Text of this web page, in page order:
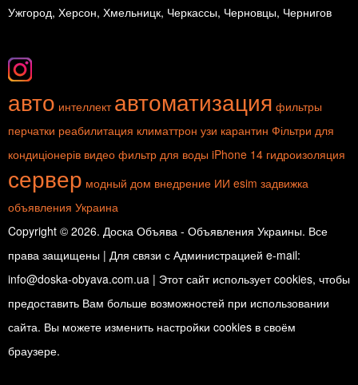
Ужгород, Херсон, Хмельницк, Черкассы, Черновцы, Чернигов
авто интеллект автоматизация фильтры
перчатки реабилитация климаттрон узи карантин Фільтри для
кондиціонерів видео фильтр для воды iPhone 14 гидроизоляция
сервер модный дом внедрение ИИ esim задвижка
объявления Украина
Copyright © 2026. Доска Объява - Объявления Украины. Все
права защищены | Для связи с Администрацией e-mail:
info@doska-obyava.com.ua | Этот сайт использует cookies, чтобы
предоставить Вам больше возможностей при использовании
сайта. Вы можете изменить настройки cookies в своём
браузере.